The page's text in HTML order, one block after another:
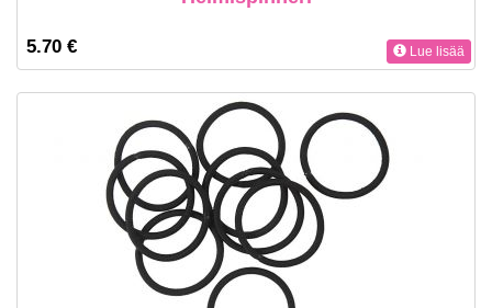
5.70 € Lue lisää